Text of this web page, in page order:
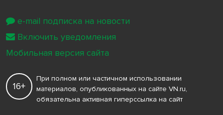
16+
При полном или частичном использовании
материалов, опубликованных на сайте VN.ru,
обязательна активная гиперссылка на сайт
e-mail подписка на новости
Включить уведомления
Мобильная версия сайта